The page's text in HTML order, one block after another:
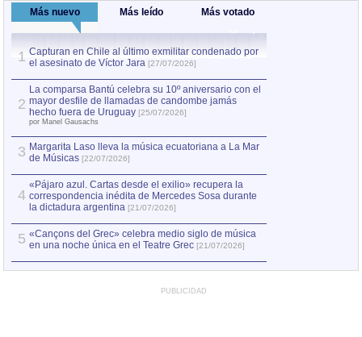
Más nuevo Más leído Más votado
1 Capturan en Chile al último exmilitar condenado por
el asesinato de Víctor Jara [27/07/2026]
2
La comparsa Bantú celebra su 10º aniversario con el
mayor desfile de llamadas de candombe jamás
hecho fuera de Uruguay [25/07/2026]
por Manel Gausachs
3 Margarita Laso lleva la música ecuatoriana a La Mar
de Músicas [22/07/2026]
4
«Pájaro azul. Cartas desde el exilio» recupera la
correspondencia inédita de Mercedes Sosa durante
la dictadura argentina [21/07/2026]
5 «Cançons del Grec» celebra medio siglo de música
en una noche única en el Teatre Grec [21/07/2026]
PUBLICIDAD